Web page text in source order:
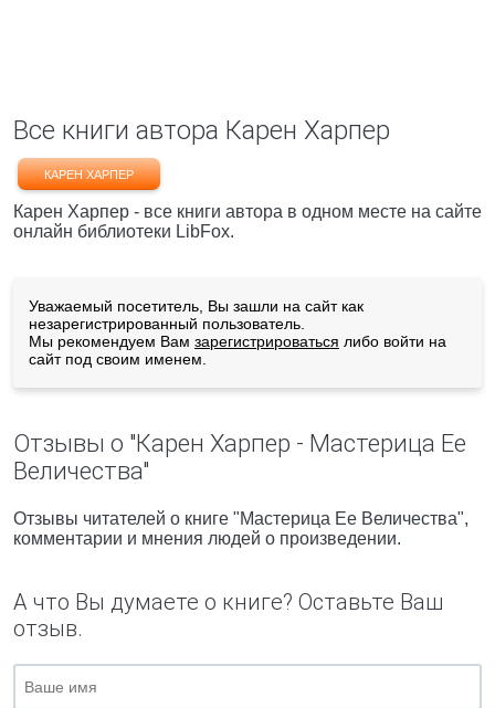
Все книги автора Карен Харпер
КАРЕН ХАРПЕР
Карен Харпер - все книги автора в одном месте на сайте
онлайн библиотеки LibFox.
Уважаемый посетитель, Вы зашли на сайт как
незарегистрированный пользователь.
Мы рекомендуем Вам зарегистрироваться либо войти на
сайт под своим именем.
Отзывы о "Карен Харпер - Мастерица Ее
Величества"
Отзывы читателей о книге "Мастерица Ее Величества",
комментарии и мнения людей о произведении.
А что Вы думаете о книге? Оставьте Ваш
отзыв.